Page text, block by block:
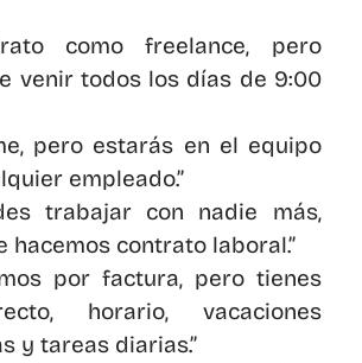
como freelance, pero
venir todos los días de 9:00
pero estarás en el equipo
empleado.”
trabajar con nadie más,
hacemos contrato laboral.”
por factura, pero tienes
horario, vacaciones
y tareas diarias.”